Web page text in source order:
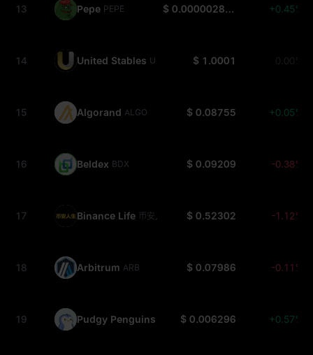
13 Pepe PEPE $ 0.000002887 +0.45%
14 United Stables U $ 1.0001 0.00%
15 Algorand ALGO $ 0.08755 +0.05%
16 Beldex BDX $ 0.09209 -0.38%
17 Binance Life 币安人生 $ 0.52302 -1.12%
18 Arbitrum ARB $ 0.07986 -0.11%
19 Pudgy Penguins PENGU$ 0.006296 +0.57%